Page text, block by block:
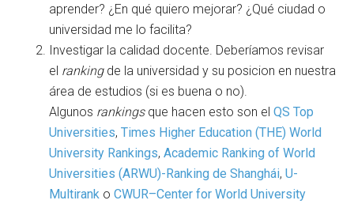
aprender? ¿En qué quiero mejorar? ¿Qué ciudad o
universidad me lo facilita?
Investigar la calidad docente. Deberíamos revisar
el rankingde la universidad y su posicion en nuestra
área de estudios (si es buena o no).
Algunos rankingsque hacen esto son elQS Top
Universities,Times Higher Education (THE) World
University Rankings,Academic Ranking of World
Universities (ARWU)-Ranking de Shanghái,U-
Multirank oCWUR–Center for World University